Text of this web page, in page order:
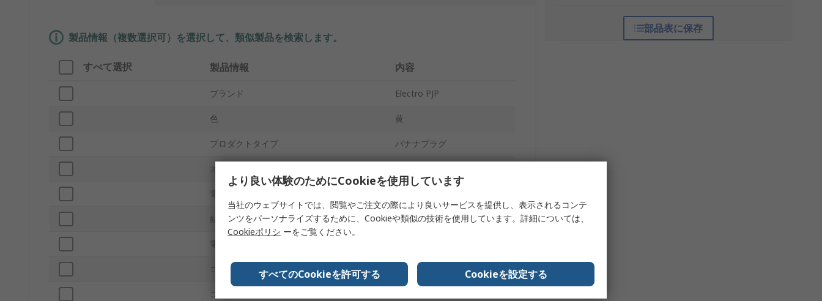
部品表に保存
製品情報（複数選択可）を選択して、類似製品を検索します。
すべて選択 製品情報 内容
ブランド Electro PJP
色 黄
プロダクトタイプ バナナプラグ
オス/メス
電流
結線方法 ねじ
電圧
コネクタサイズ バナナジャック
コンタクトポイント材質
より良い体験のためにCookieを使用しています
当社のウェブサイトでは、閲覧やご注文の際により良いサービスを提供し、表示されるコンテ
ンツをパーソナライズするために、Cookieや類似の技術を使用しています。詳細については、
Cookieポリシ ーをご覧ください。
すべてのCookieを許可する Cookieを設定する